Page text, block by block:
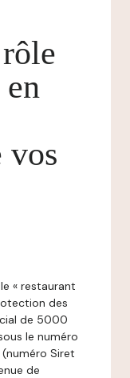
vos
« restaurant
des
de 5000
le numéro
Siret
de